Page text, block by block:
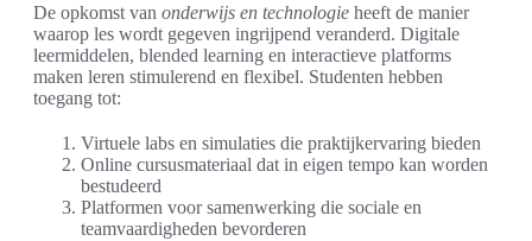
De opkomst van onderwijs en technologie heeft de manier
waarop les wordt gegeven ingrijpend veranderd. Digitale
leermiddelen, blended learning en interactieve platforms
maken leren stimulerend en flexibel. Studenten hebben
toegang tot:
Virtuele labs en simulaties die praktijkervaring bieden
Online cursusmateriaal dat in eigen tempo kan worden
bestudeerd
Platformen voor samenwerking die sociale en
teamvaardigheden bevorderen